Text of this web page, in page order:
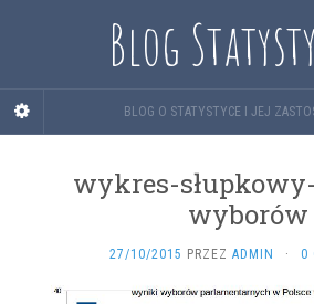
Blog
BLOG O STATYSTYCE I JEJ
wykres-
wyborów
27/10/2015 PRZEZ ADMIN · 0